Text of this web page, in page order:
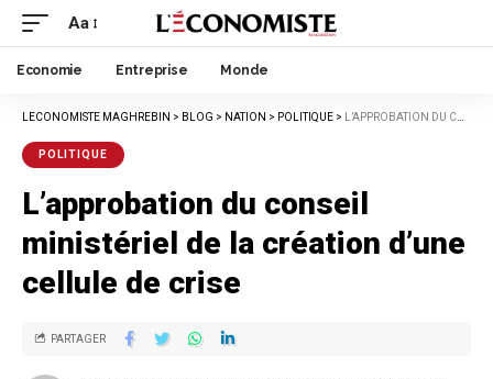
Aa
Economie Entreprise Monde
LECONOMISTE MAGHREBIN > BLOG > NATION > POLITIQUE > L’APPROBATION DU CONSEIL MINISTÉRIEL DE LA CRÉATION D’UNE CELLULE DE CRISE
POLITIQUE
L’approbation du conseil
ministériel de la création d’une
cellule de crise
PARTAGER